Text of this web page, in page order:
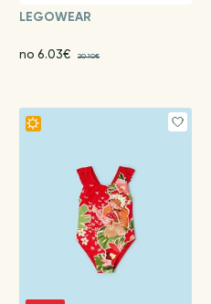
LEGOWEAR
no 6.03€ 20.10€